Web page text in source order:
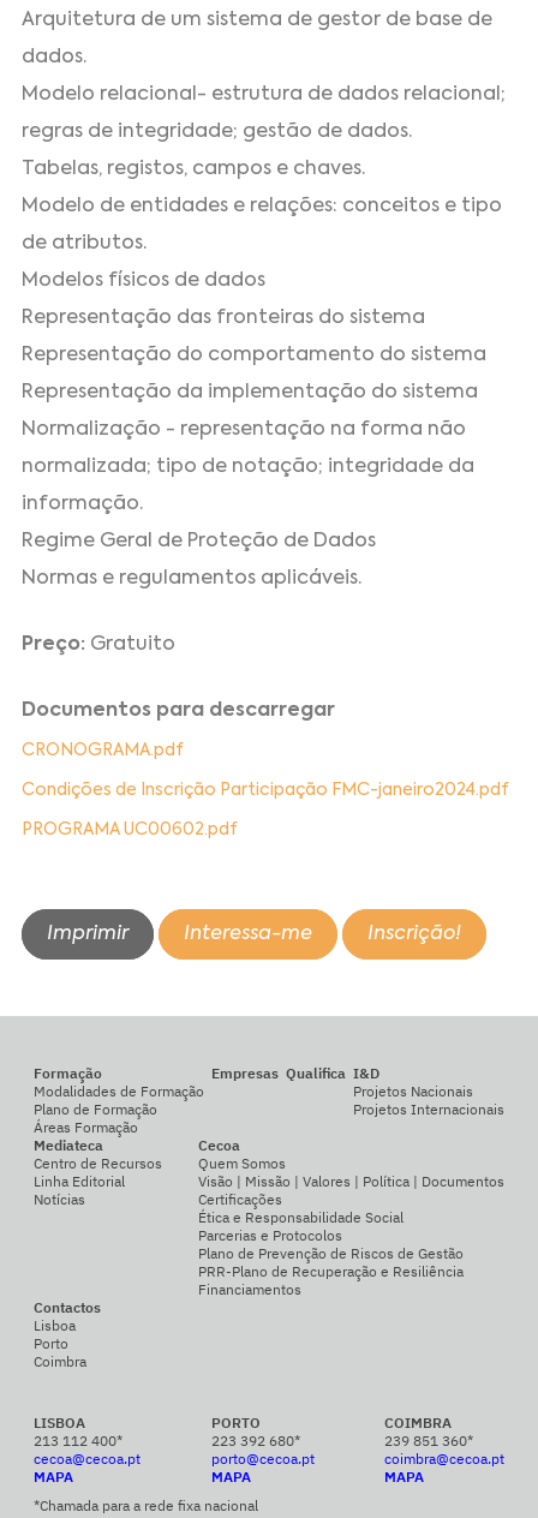
Arquitetura de um sistema de gestor de base de
dados.
Modelo relacional- estrutura de dados relacional;
regras de integridade; gestão de dados.
Tabelas, registos, campos e chaves.
Modelo de entidades e relações: conceitos e tipo
de atributos.
Modelos físicos de dados
Representação das fronteiras do sistema
Representação do comportamento do sistema
Representação da implementação do sistema
Normalização - representação na forma não
normalizada; tipo de notação; integridade da
informação.
Regime Geral de Proteção de Dados
Normas e regulamentos aplicáveis.
Preço: Gratuito
Documentos para descarregar
CRONOGRAMA.pdf
Condições de Inscrição Participação FMC-janeiro2024.pdf
PROGRAMA UC00602.pdf
Imprimir Interessa-me Inscrição!
Formação
Modalidades de Formação
Plano de Formação
Áreas Formação
Empresas Qualifica I&D
Projetos Nacionais
Projetos Internacionais
Mediateca
Centro de Recursos
Linha Editorial
Notícias
Cecoa
Quem Somos
Visão | Missão | Valores | Política | Documentos
Certificações
Ética e Responsabilidade Social
Parcerias e Protocolos
Plano de Prevenção de Riscos de Gestão
PRR-Plano de Recuperação e Resiliência
Financiamentos
Contactos
Lisboa
Porto
Coimbra
LISBOA
213 112 400*
cecoa@cecoa.pt
MAPA
PORTO
223 392 680*
porto@cecoa.pt
MAPA
COIMBRA
239 851 360*
coimbra@cecoa.pt
MAPA
*Chamada para a rede fixa nacional